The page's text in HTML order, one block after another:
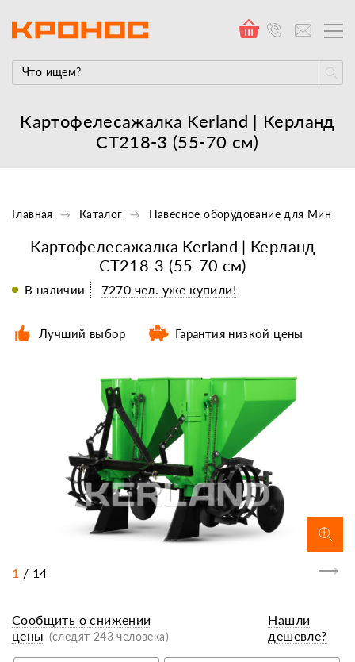
Картофелесажалка Kerland | Керланд
СТ218-3 (55-70 см)
Главная Каталог Навесное оборудование для
Картофелесажалка Kerland | Керланд
СТ218-3 (55-70 см)
В наличии 7270 чел. уже купили!
Лучший выбор Гарантия низкой цены
1 / 14
Сообщить о снижении
цены (следят 243 человека)
Нашли
дешевле?